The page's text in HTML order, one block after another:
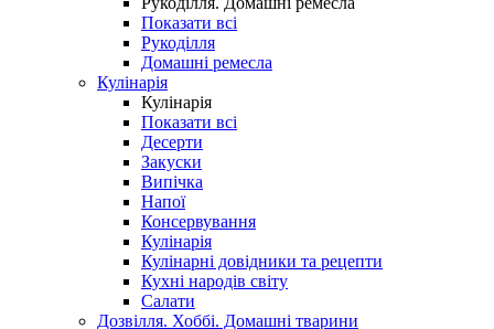
Показати всі
Рукоділля
Домашні ремесла
Кулінарія
Кулінарія
Показати всі
Десерти
Закуски
Випічка
Напої
Консервування
Кулінарія
Кулінарні довідники та рецепти
Кухні народів світу
Салати
Дозвілля. Хоббі. Домашні тварини